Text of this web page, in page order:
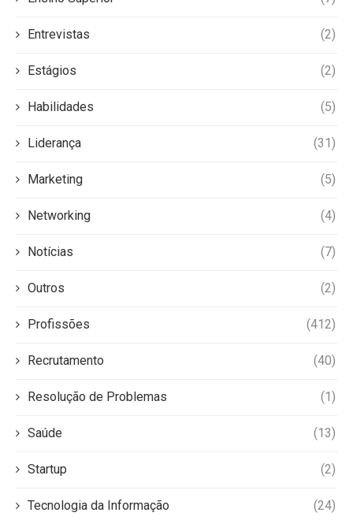
Entrevistas (2)
Estágios (2)
Habilidades (5)
Liderança (31)
Marketing (5)
Networking (4)
Notícias (7)
Outros (2)
Profissões (412)
Recrutamento (40)
Resolução de Problemas (1)
Saúde (13)
Startup (2)
Tecnologia da Informação (24)